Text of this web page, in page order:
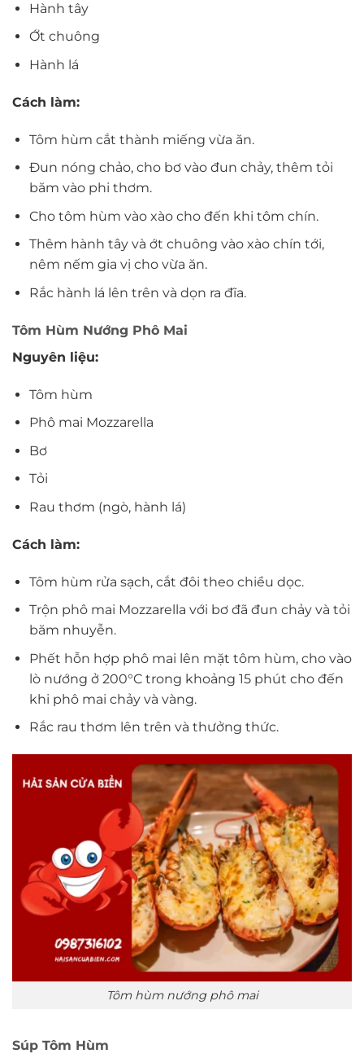
Hành tây
Ớt chuông
Hành lá
Cách làm:
Tôm hùm cắt thành miếng vừa ăn.
Đun nóng chảo, cho bơ vào đun chảy, thêm tỏi
băm vào phi thơm.
Cho tôm hùm vào xào cho đến khi tôm chín.
Thêm hành tây và ớt chuông vào xào chín tới,
nêm nếm gia vị cho vừa ăn.
Rắc hành lá lên trên và dọn ra đĩa.
Tôm Hùm Nướng Phô Mai
Nguyên liệu:
Tôm hùm
Phô mai Mozzarella
Bơ
Tỏi
Rau thơm (ngò, hành lá)
Cách làm:
Tôm hùm rửa sạch, cắt đôi theo chiều dọc.
Trộn phô mai Mozzarella với bơ đã đun chảy và tỏi
băm nhuyễn.
Phết hỗn hợp phô mai lên mặt tôm hùm, cho vào
lò nướng ở 200°C trong khoảng 15 phút cho đến
khi phô mai chảy và vàng.
Rắc rau thơm lên trên và thưởng thức.
Tôm hùm nướng phô mai
Súp Tôm Hùm